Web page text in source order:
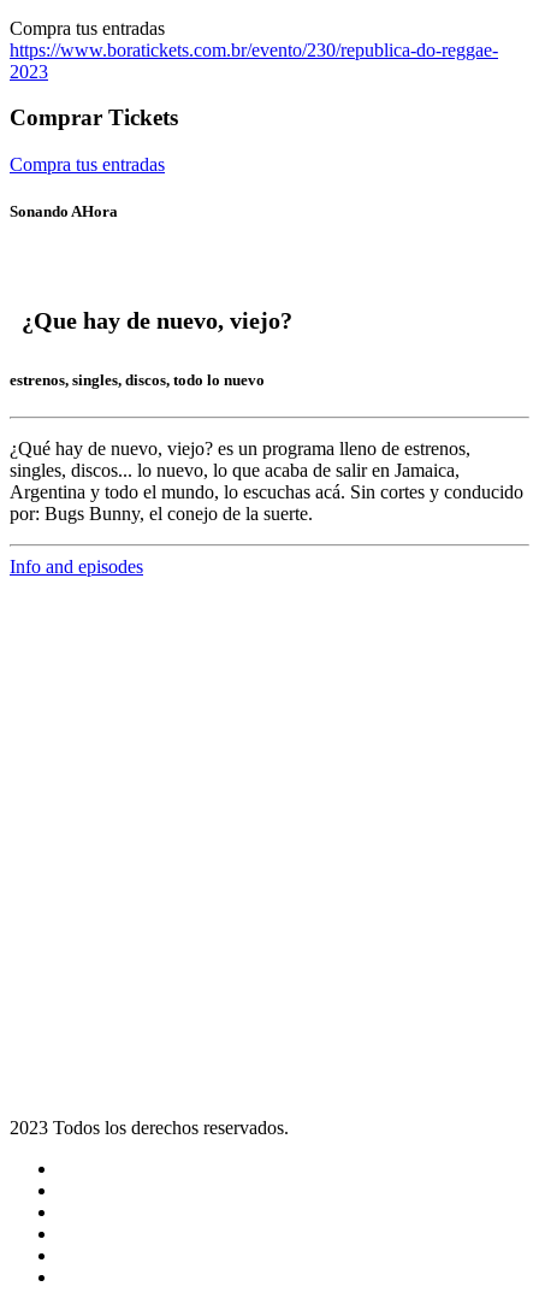
Compra tus entradas
https://www.boratickets.com.br/evento/230/republica-do-reggae-
2023
Comprar Tickets
Compra tus entradas
Sonando AHora
¿Que hay de nuevo, viejo?
estrenos, singles, discos, todo lo nuevo
¿Qué hay de nuevo, viejo? es un programa lleno de estrenos,
singles, discos... lo nuevo, lo que acaba de salir en Jamaica,
Argentina y todo el mundo, lo escuchas acá. Sin cortes y conducido
por: Bugs Bunny, el conejo de la suerte.
Info and episodes
2023 Todos los derechos reservados.